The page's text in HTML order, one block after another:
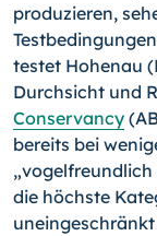
produzieren,
testet Hohenau
Durchsicht und
Conservancy
bereits bei
die höchste